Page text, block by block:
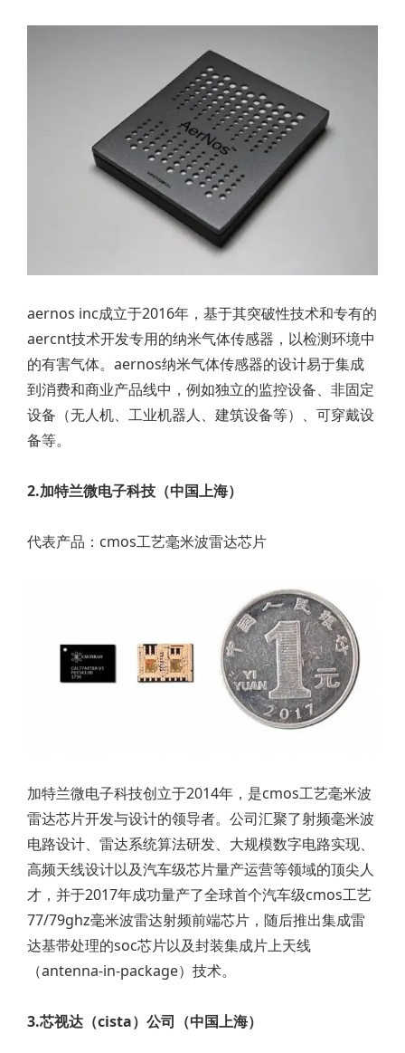
aernos inc成立于2016年，基于其突破性技术和专有的
aercnt技术开发专用的纳米气体传感器，以检测环境中
的有害气体。aernos纳米气体传感器的设计易于集成
到消费和商业产品线中，例如独立的监控设备、非固定
设备（无人机、工业机器人、建筑设备等）、可穿戴设
备等。
2.加特兰微电子科技（中国上海）
代表产品：cmos工艺毫米波雷达芯片
加特兰微电子科技创立于2014年，是cmos工艺毫米波
雷达芯片开发与设计的领导者。公司汇聚了射频毫米波
电路设计、雷达系统算法研发、大规模数字电路实现、
高频天线设计以及汽车级芯片量产运营等领域的顶尖人
才，并于2017年成功量产了全球首个汽车级cmos工艺
77/79ghz毫米波雷达射频前端芯片，随后推出集成雷
达基带处理的soc芯片以及封装集成片上天线
（antenna-in-package）技术。
3.芯视达（cista）公司（中国上海）